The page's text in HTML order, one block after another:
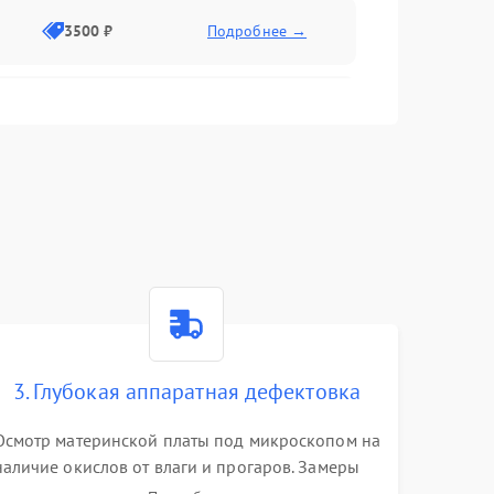
3500 ₽ Подробнее →
3000 ₽ Подробнее →
3. Глубокая аппаратная дефектовка
материнской платы под микроскопом на
окислов от влаги и прогаров. Замеры